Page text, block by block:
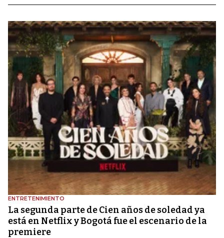
ENTRETENIMIENTO
La segunda parte de Cien años de soledad ya
está en Netflix y Bogotá fue el escenario de la
premiere